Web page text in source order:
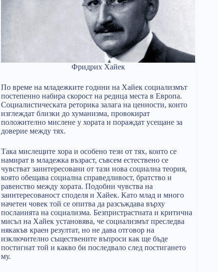
Фридрих Хайек
По време на младежките години на Хайек социализмът
постепенно набира скорост на редица места в Европа.
Социалистическата реторика залага на ценности, които
изглеждат близки до хуманизма, провокират
положително мислене у хората и пораждат усещане за
доверие между тях.
Така мислещите хора и особено тези от тях, които се
намират в младежка възраст, съвсем естествено се
чувстват заинтересовани от тази нова социална теория,
която обещава социална справедливост, братство и
равенство между хората. Подобни чувства на
заинтересованост споделя и Хайек. Като млад и много
начетен човек той се опитва да разсъждава върху
посланията на социализма. Безпристрастната и критична
мисъл на Хайек установява, че социализмът преследва
някакъв краен резултат, но не дава отговор на
изключително съществените въпроси как ще бъде
постигнат той и какво би последвало след постигането
му.